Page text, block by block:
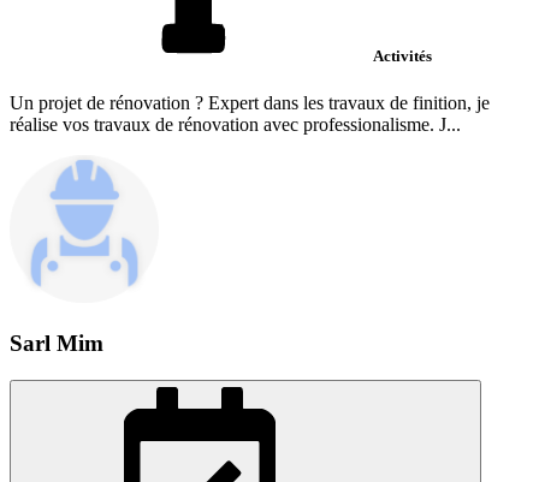
Activités
Un projet de rénovation ? Expert dans les travaux de finition, je
réalise vos travaux de rénovation avec professionalisme. J...
Sarl Mim